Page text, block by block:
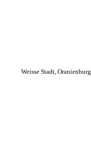
Weisse Stadt, Oranienburg